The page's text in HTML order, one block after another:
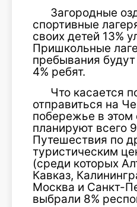
Загородные
спортивные
своих детей 13%
Пришкольные
пребывания
4% ребят.
Что касается
отправиться на
побережье в этом
планируют всего
Путешествия по
туристическим
(среди которых
Кавказ,
Москва и Санкт-
выбрали 8%